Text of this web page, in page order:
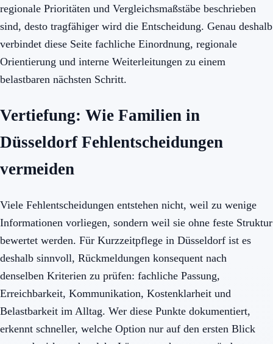
regionale Prioritäten und Vergleichsmaßstäbe beschrieben
sind, desto tragfähiger wird die Entscheidung. Genau deshalb
verbindet diese Seite fachliche Einordnung, regionale
Orientierung und interne Weiterleitungen zu einem
belastbaren nächsten Schritt.
Vertiefung: Wie Familien in
Düsseldorf Fehlentscheidungen
vermeiden
Viele Fehlentscheidungen entstehen nicht, weil zu wenige
Informationen vorliegen, sondern weil sie ohne feste Struktur
bewertet werden. Für Kurzzeitpflege in Düsseldorf ist es
deshalb sinnvoll, Rückmeldungen konsequent nach
denselben Kriterien zu prüfen: fachliche Passung,
Erreichbarkeit, Kommunikation, Kostenklarheit und
Belastbarkeit im Alltag. Wer diese Punkte dokumentiert,
erkennt schneller, welche Option nur auf den ersten Blick